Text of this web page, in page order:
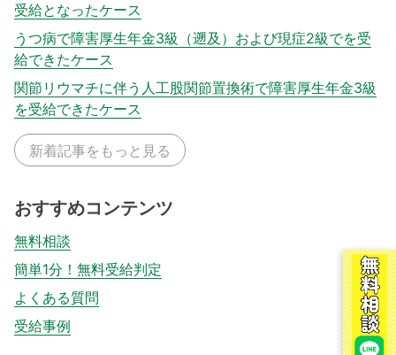
受給となったケース
うつ病で障害厚生年金3級（遡及）および現症2級でを受
給できたケース
関節リウマチに伴う人工股関節置換術で障害厚生年金3級
を受給できたケース
新着記事をもっと見る
おすすめコンテンツ
無料相談
簡単1分！無料受給判定
よくある質問
受給事例